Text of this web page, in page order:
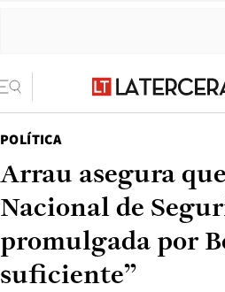
POLÍTICA
Arrau asegura
Nacional de
promulgada por
suficiente”